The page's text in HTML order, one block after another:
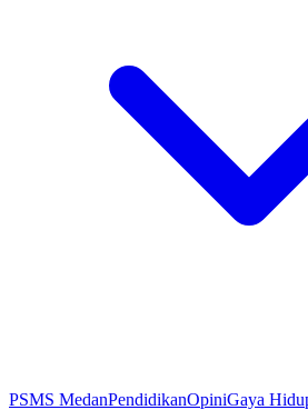
PSMS MedanPendidikanOpiniGaya